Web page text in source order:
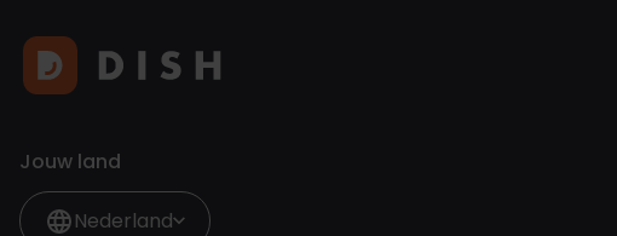
Jouw land
Nederland